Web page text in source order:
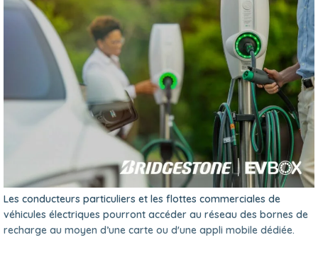
Les conducteurs particuliers et les flottes commerciales de
véhicules électriques pourront accéder au réseau des bornes de
recharge au moyen d’une carte ou d'une appli mobile dédiée.